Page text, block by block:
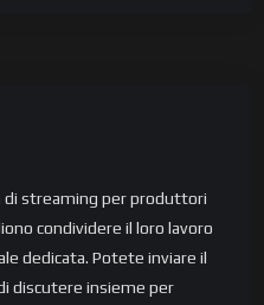
di streaming per produttori
condividere il loro lavoro
dedicata. Potete inviare il
discutere insieme per